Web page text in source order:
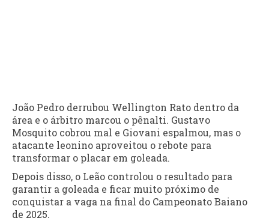
João Pedro derrubou Wellington Rato dentro da
área e o árbitro marcou o pênalti. Gustavo
Mosquito cobrou mal e Giovani espalmou, mas o
atacante leonino aproveitou o rebote para
transformar o placar em goleada.
Depois disso, o Leão controlou o resultado para
garantir a goleada e ficar muito próximo de
conquistar a vaga na final do Campeonato Baiano
de 2025.